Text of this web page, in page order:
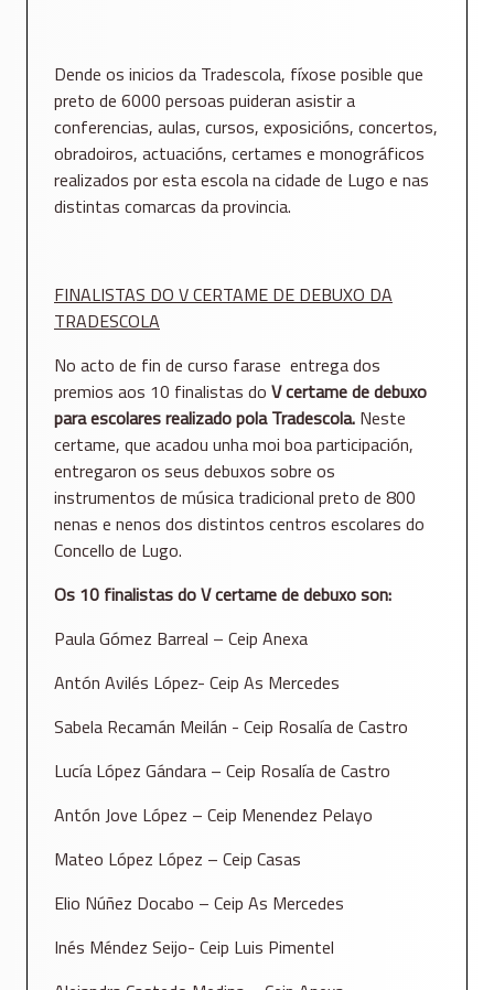
Dende os inicios da Tradescola, fíxose posible que
preto de 6000 persoas puideran asistir a
conferencias, aulas, cursos, exposicións, concertos,
obradoiros, actuacións, certames e monográficos
realizados por esta escola na cidade de Lugo e nas
distintas comarcas da provincia.
FINALISTAS DO V CERTAME DE DEBUXO DA
TRADESCOLA
No acto de fin de curso farase entrega dos
premios aos 10 finalistas do V certame de debuxo
para escolares realizado pola Tradescola. Neste
certame, que acadou unha moi boa participación,
entregaron os seus debuxos sobre os
instrumentos de música tradicional preto de 800
nenas e nenos dos distintos centros escolares do
Concello de Lugo.
Os 10 finalistas do V certame de debuxo son:
Paula Gómez Barreal – Ceip Anexa
Antón Avilés López- Ceip As Mercedes
Sabela Recamán Meilán - Ceip Rosalía de Castro
Lucía López Gándara – Ceip Rosalía de Castro
Antón Jove López – Ceip Menendez Pelayo
Mateo López López – Ceip Casas
Elio Núñez Docabo – Ceip As Mercedes
Inés Méndez Seijo- Ceip Luis Pimentel